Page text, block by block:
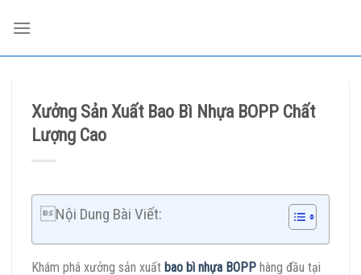
Xưởng Sản Xuất Bao Bì Nhựa BOPP Chất
Lượng Cao
Nội Dung Bài Viết:
Khám phá xưởng sản xuất bao bì nhựa BOPP hàng đầu tại